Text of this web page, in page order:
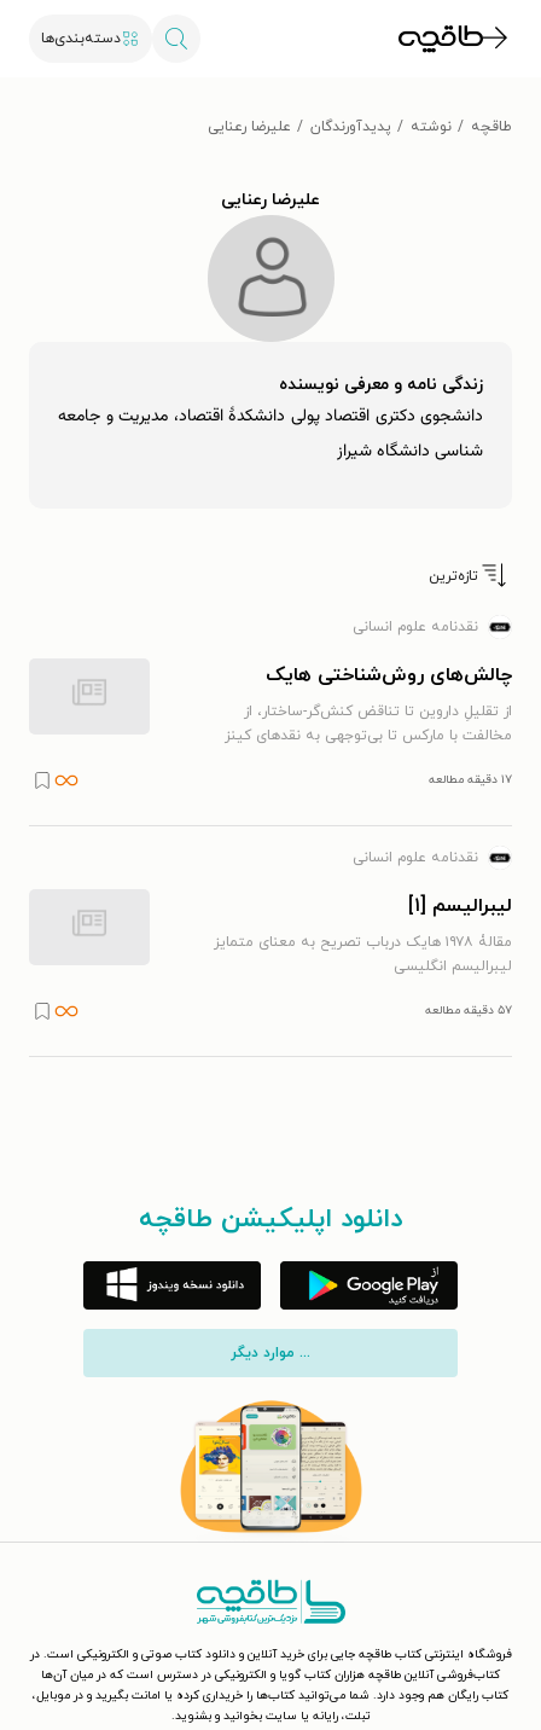
دسته‌بندی‌ها
طاقچه نوشته پدیدآورندگان علیرضا رعنایی
علیرضا رعنایی
زندگی نامه و معرفی نویسنده
دانشجوی دکتری اقتصاد پولی دانشکدۀ اقتصاد، مدیریت و جامعه
شناسی دانشگاه شیراز
تازه‌ترین
نقدنامه علوم انسانی
چالش‌های روش‌شناختی هایک
از تقلیلِ داروین تا تناقض کنش‌گر-ساختار، از
مخالفت با مارکس تا بی‌توجهی به نقدهای کینز
۱۷ دقیقه مطالعه
نقدنامه علوم انسانی
لیبرالیسم [۱]
مقالۀ ۱۹۷۸ هایک درباب تصریح به معنای متمایز
لیبرالیسم انگلیسی
۵۷ دقیقه مطالعه
دانلود اپلیکیشن طاقچه
... موارد دیگر
فروشگاه اینترنتی کتاب طاقچه جایی برای خرید آنلاین و دانلود کتاب صوتی و الکترونیکی است. در
کتاب‌فروشی آنلاین طاقچه هزاران کتاب گویا و الکترونیکی در دسترس است که در میان آن‌ها
کتاب رایگان هم وجود دارد. شما می‌توانید کتاب‌ها را خریداری کرده یا امانت بگیرید و در موبایل،
تبلت، رایانه یا سایت بخوانید و بشنوید.